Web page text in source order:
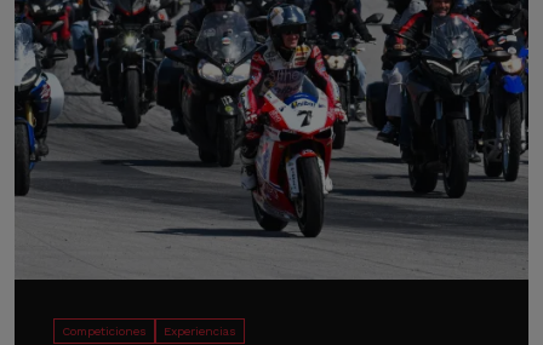
Competiciones Experiencias